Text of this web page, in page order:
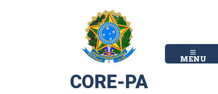
MENU
CORE-PA